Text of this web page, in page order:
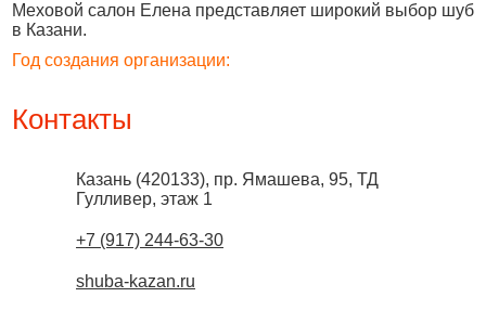
Меховой салон Елена представляет широкий выбор шуб
в Казани.
Год создания организации:
Контакты
Казань (420133), пр. Ямашева, 95, ТД
Гулливер, этаж 1
+7 (917) 244-63-30
shuba-kazan.ru